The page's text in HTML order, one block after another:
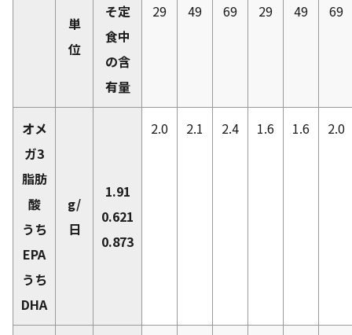
単
位
そ定
食中
の含
有量
29
49
69
29
49
69
オメ
ガ3
脂肪
酸
うち
EPA
うち
DHA
g/
日
1.91
0.621
0.873
2.0 2.1 2.4 1.6 1.6 2.0